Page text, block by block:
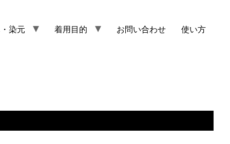
染元 着用目的 お問い合わせ 使い方